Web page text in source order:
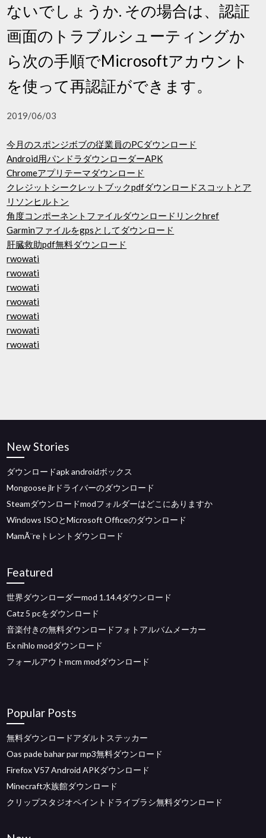
ないでしょうか. その場合は、認証
画面のトラブルシューティングか
ら次の手順でMicrosoftアカウント
を使って再認証ができます。
2019/06/03
今月のスポンジボブの従業員のPCダウンロード
Android用パンドラダウンローダーAPK
Chromeアプリテーマダウンロード
クレジットシークレットブックpdfダウンロードスコットとア
リソンヒルトン
角度コンポーネントファイルダウンロードリンクhref
Garminファイルをgpsとしてダウンロード
肝臓救助pdf無料ダウンロード
rwowati
rwowati
rwowati
rwowati
rwowati
rwowati
rwowati
New Stories
ダウンロードapk androidボックス
Mongoose jlrドライバーのダウンロード
Steamダウンロードmodフォルダーはどこにありますか
Windows ISOとMicrosoft Officeのダウンロード
MamÃ¨reトレントダウンロード
Featured
世界ダウンローダーmod 1.14.4ダウンロード
Catz 5 pcをダウンロード
音楽付きの無料ダウンロードフォトアルバムメーカー
Ex nihlo modダウンロード
フォールアウトmcm modダウンロード
Popular Posts
無料ダウンロードアダルトステッカー
Oas pade bahar par mp3無料ダウンロード
Firefox V57 Android APKダウンロード
Minecraft水族館ダウンロード
クリップスタジオペイントドライブラシ無料ダウンロード